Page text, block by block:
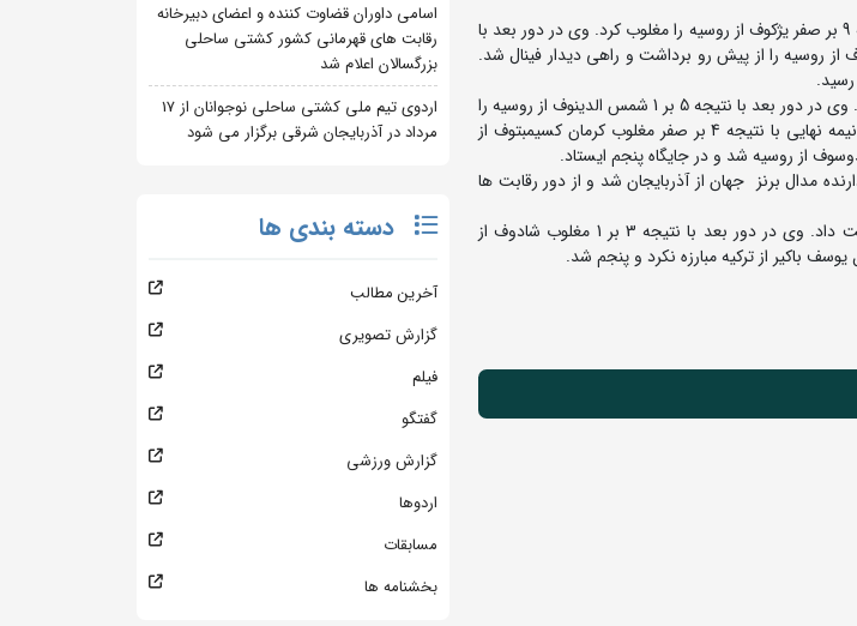
در وزن 72 کیلوگرم امیرمهدی سعیدی نوا پس از استراحت در دور نخست، در دور دوم با نتیجه 9 بر صفر یژکوف از روسیه را مغلوب کرد. وی در دور بعد با
شکست داد و در مرحله نیمه نهایی با نتیجه 8 بر صفر فدوروف از روسیه را از پیش رو برداشت و راهی دیدار فینال شد.
در وزن 77 کیلوگرم: اهورا بویری در دور اول با نتیجه 9 بر صفر مارگاریان از روسیه را مغلوب کرد. وی در دور بعد با نتیجه 5 بر 1 شمس الدینوف از روسیه را
مغلوب کرد. وی در دور بعد با نتیجه 9 بر صفر ژلداشوف از روسیه را شکست داد و در مرحله نیمه نهایی با نتیجه 4 بر صفر مغلوب کرمان کسیمبتوف از
با نتیجه 1 بر 1 مغلوب عارف نیفتولایف دارنده مدال برنز جهان از آذربایجان شد و از دور رقابت ها
در وزن 130 کیلوگرم ابوالفضل فتحی تزنگی با نتیجه 9 بر صفر ژانیبکوف از قزاقستان را شکست داد. وی در دور بعد با نتیجه 3 بر 1 مغلوب شادوف از
باکیر از ترکیه مبارزه نکرد و پنجم شد.
اسامی داوران قضاوت کننده و اعضای دبیرخانه
رقابت های قهرمانی کشور کشتی ساحلی
بزرگسالان اعلام شد
اردوی تیم ملی کشتی ساحلی نوجوانان از 17
مرداد در آذربایجان شرقی برگزار می شود
دسته بندی ها
آخرین مطالب
گزارش تصویری
فیلم
گفتگو
گزارش ورزشی
اردوها
مسابقات
بخشنامه ها